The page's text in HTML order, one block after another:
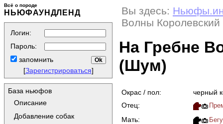
Всё о породе
НЬЮФАУНДЛЕНД
Логин:
Пароль:
запомнить
[Зарегистрироваться]
База ньюфов
Описание
Добавление собак
Вы здесь:
Волны
На Гребне
(Шум)
Окрас / пол:
черный
Отец:
Мать: